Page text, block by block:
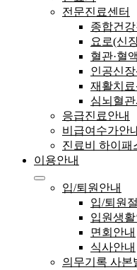
전문진료센터
종합건
요로(신
혈관·혈
인공신장
재활치료
심뇌혈
응급진료안내
비급여수가안
진료비 하이패
이용안내
입/퇴원안내
입/퇴원
입원생활
면회안내
식사안내
의무기록 사본